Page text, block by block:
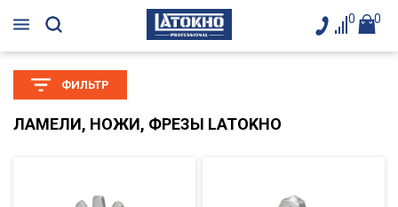
0 0
ФИЛЬТР
ЛАМЕЛИ, НОЖИ, ФРЕЗЫ LATOKHO